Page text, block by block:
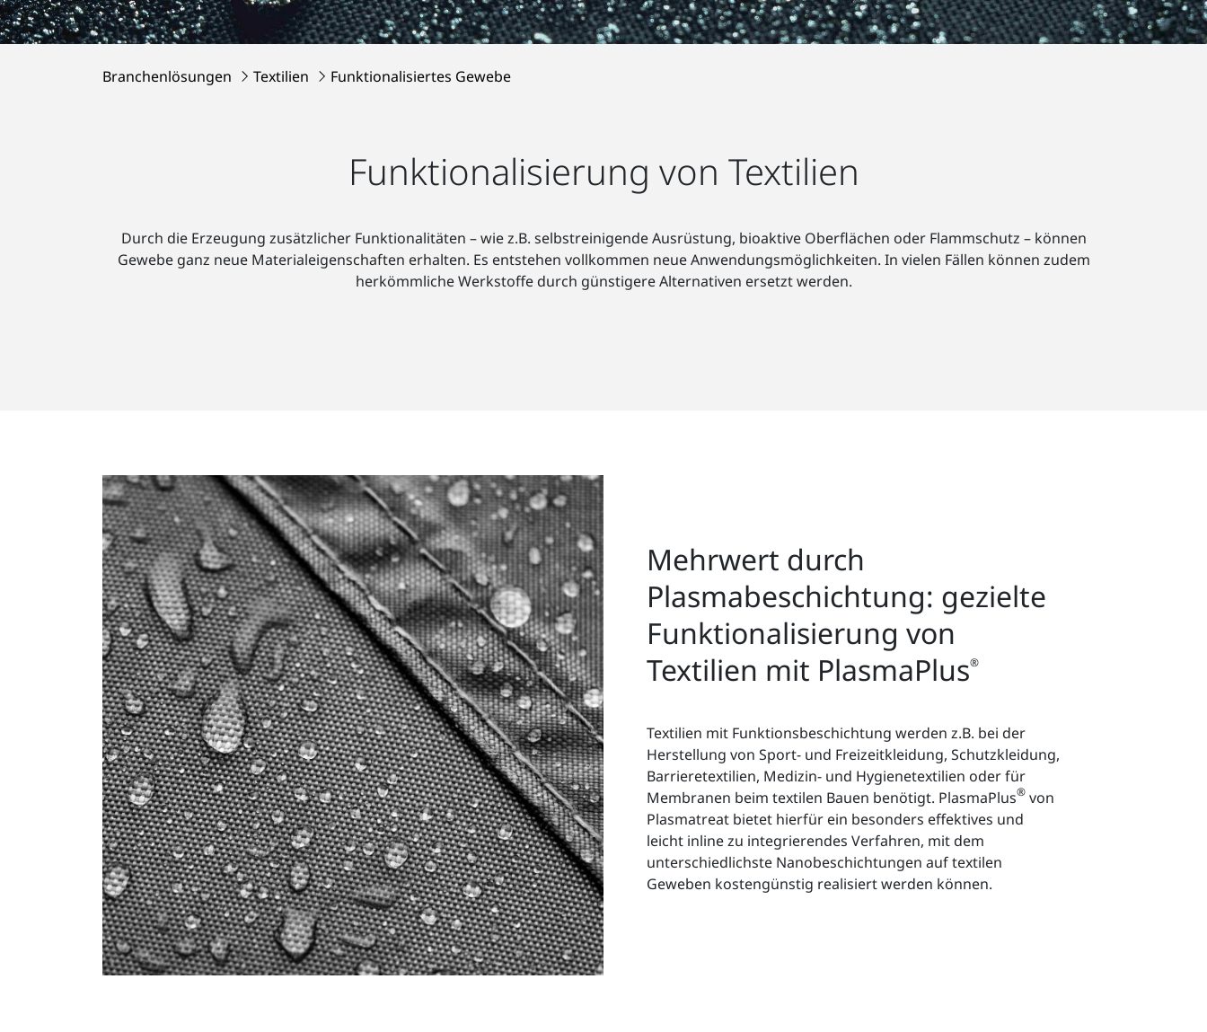
Branchenlösungen Textilien Funktionalisiertes Gewebe
Funktionalisierung von Textilien
Durch die Erzeugung zusätzlicher Funktionalitäten – wie z.B. selbstreinigende Ausrüstung, bioaktive Oberflächen oder Flammschutz – können
Gewebe ganz neue Materialeigenschaften erhalten. Es entstehen vollkommen neue Anwendungsmöglichkeiten. In vielen Fällen können zudem
herkömmliche Werkstoffe durch günstigere Alternativen ersetzt werden.
Mehrwert durch
Plasmabeschichtung: gezielte
Funktionalisierung von
Textilien mit PlasmaPlus®
Textilien mit Funktionsbeschichtung werden z.B. bei der
Herstellung von Sport- und Freizeitkleidung, Schutzkleidung,
Barrieretextilien, Medizin- und Hygienetextilien oder für
Membranen beim textilen Bauen benötigt. PlasmaPlus® von
Plasmatreat bietet hierfür ein besonders effektives und
leicht inline zu integrierendes Verfahren, mit dem
unterschiedlichste Nanobeschichtungen auf textilen
Geweben kostengünstig realisiert werden können.